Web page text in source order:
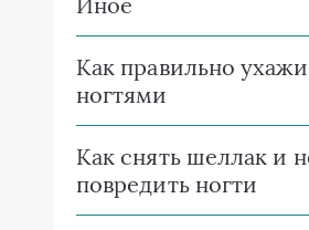
Как правильно
ногтями
Как снять шеллак и
повредить ногти